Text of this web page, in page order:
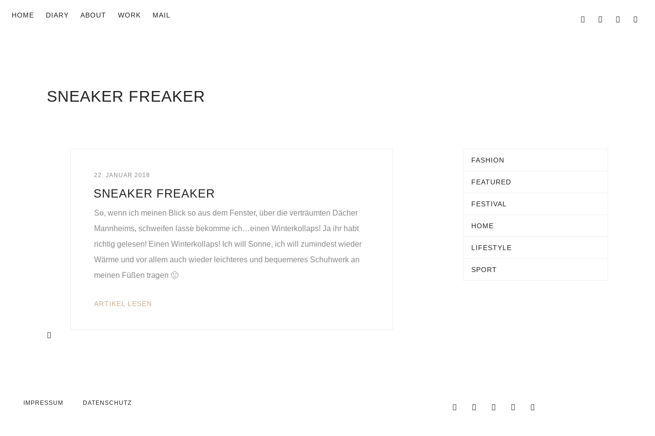
HOME DIARY ABOUT WORK MAIL
SNEAKER FREAKER
22. JANUAR 2018
SNEAKER FREAKER
So, wenn ich meinen Blick so aus dem Fenster, über die verträumten Dächer
Mannheims, schweifen lasse bekomme ich…einen Winterkollaps! Ja ihr habt
richtig gelesen! Einen Winterkollaps! Ich will Sonne, ich will zumindest wieder
Wärme und vor allem auch wieder leichteres und bequemeres Schuhwerk an
meinen Füßen tragen 🙁
ARTIKEL LESEN
FASHION
FEATURED
FESTIVAL
HOME
LIFESTYLE
SPORT
IMPRESSUM DATENSCHUTZ